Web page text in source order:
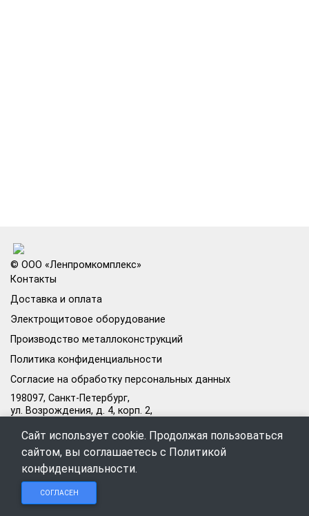
© ООО «Ленпромкомплекс»
Контакты
Доставка и оплата
Электрощитовое оборудование
Производство металлоконструкций
Политика конфиденциальности
Согласие на обработку персональных данных
198097, Санкт-Петербург,
ул. Возрождения, д. 4, корп. 2,
Режим работы офиса:
Пн–Пт: 09:00–18:00
+7 (812) 309-98-44
Сайт использует cookie. Продолжая пользоваться
сайтом, вы соглашаетесь с Политикой
конфиденциальности.
СОГЛАСЕН